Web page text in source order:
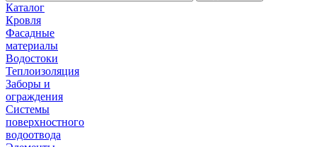
Каталог
Кровля
Фасадные
материалы
Водостоки
Теплоизоляция
Заборы и
ограждения
Системы
поверхностного
водоотвода